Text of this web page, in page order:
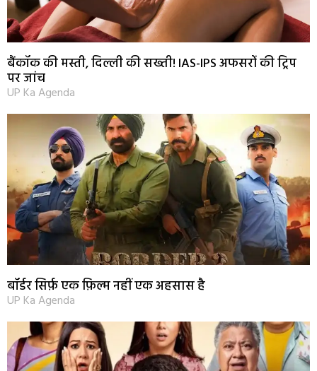
बैंकॉक की मस्ती, दिल्ली की सख्ती! IAS-IPS अफसरों की ट्रिप
पर जांच
UP Ka Agenda
बॉर्डर सिर्फ़ एक फ़िल्म नहीं एक अहसास है
UP Ka Agenda